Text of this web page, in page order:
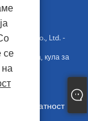
Co., Ltd. -
кула за
за приватност
се